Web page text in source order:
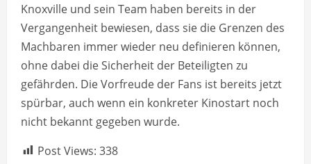
Knoxville und sein Team haben bereits in der
Vergangenheit bewiesen, dass sie die Grenzen des
Machbaren immer wieder neu definieren können,
ohne dabei die Sicherheit der Beteiligten zu
gefährden. Die Vorfreude der Fans ist bereits jetzt
spürbar, auch wenn ein konkreter Kinostart noch
nicht bekannt gegeben wurde.
Post Views: 338